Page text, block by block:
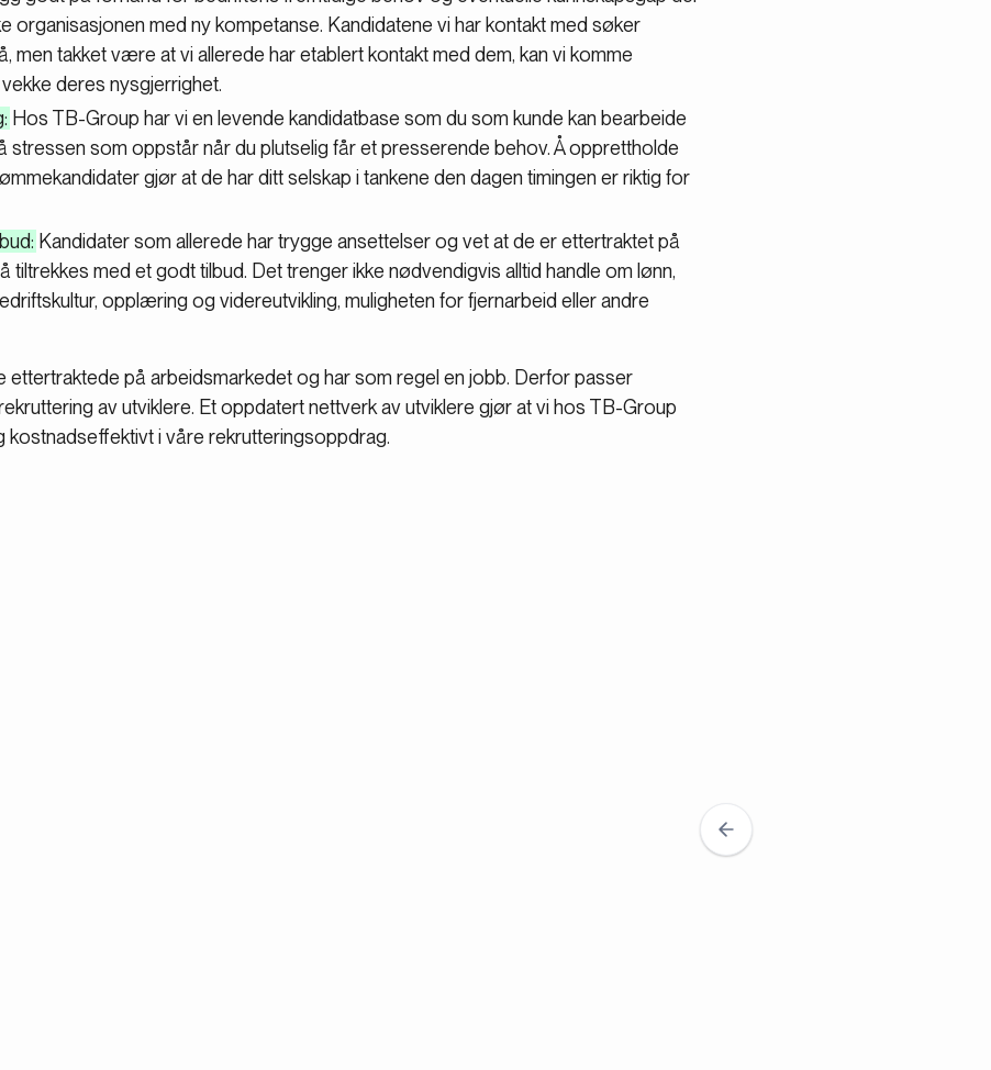
organisasjonen med ny kompetanse. Kandidatene vi har kontakt med søker
men takket være at vi allerede har etablert kontakt med dem, kan vi komme
deres nysgjerrighet.
Hos TB-Group har vi en levende kandidatbase som du som kunde kan bearbeide
stressen som oppstår når du plutselig får et presserende behov. Å opprettholde
gjør at de har ditt selskap i tankene den dagen timingen er riktig for
Kandidater som allerede har trygge ansettelser og vet at de er ettertraktet på
tiltrekkes med et godt tilbud. Det trenger ikke nødvendigvis alltid handle om lønn,
opplæring og videreutvikling, muligheten for fjernarbeid eller andre
ettertraktede på arbeidsmarkedet og har som regel en jobb. Derfor passer
av utviklere. Et oppdatert nettverk av utviklere gjør at vi hos TB-Group
kostnadseffektivt i våre rekrutteringsoppdrag.